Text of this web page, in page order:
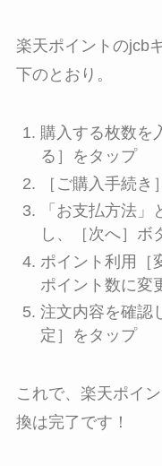
楽天ポイントのjcb
下のとおり。
購入する枚数を
る］をタップ
［ご購入手続
「お支払方法
し、［次へ］ボ
ポイント利用［
ポイント数に変
注文内容を確認
定］をタップ
これで、楽天ポイ
換は完了です！